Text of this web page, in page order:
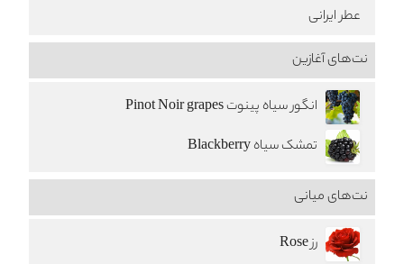
عطر ایرانی
نت‌های آغازین
انگور سیاه پینوت Pinot Noir grapes
تمشک سیاه Blackberry
نت‌های میانی
رز Rose